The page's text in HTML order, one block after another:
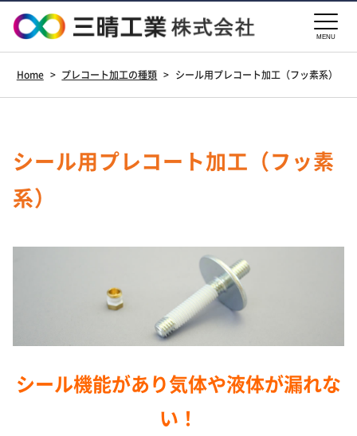
MENU
Home > プレコート加工の種類 > シール用プレコート加工（フッ素系）
シール用プレコート加工（フッ素
系）
シール機能があり気体や液体が漏れな
い！